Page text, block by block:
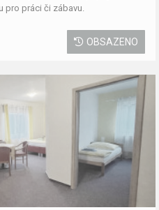
pro práci či zábavu.
OBSAZENO